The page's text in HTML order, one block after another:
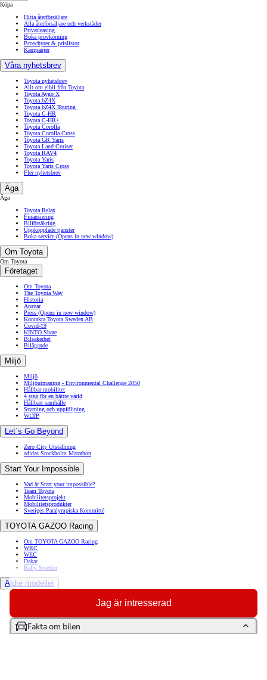
Jag är intresserad
Fakta om bilen
Köpa
Hitta återförsäljare
Alla återförsäljare och verkstäder
Privatleasing
Boka provkörning
Broschyrer & prislistor
Kampanjer
Våra nyhetsbrev
Toyota nyhetsbrev
Allt om elbil från Toyota
Toyota Aygo X
Toyota bZ4X
Toyota bZ4X Touring
Toyota C-HR
Toyota C-HR+
Toyota Corolla
Toyota Corolla Cross
Toyota GR Yaris
Toyota Land Cruiser
Toyota RAV4
Toyota Yaris
Toyota Yaris Cross
Fler nyhetsbrev
Äga
Äga
Toyota Relax
Finansiering
Bilförsäkring
Uppkopplade tjänster
Boka service (Opens in new window)
Om Toyota
Om Toyota
Företaget
Om Toyota
The Toyota Way
Historia
Ansvar
Press (Opens in new window)
Kontakta Toyota Sweden AB
Covid-19
KINTO Share
Bilsäkerhet
Bilägande
Miljö
Miljö
Miljöutmaning - Environmental Challenge 2050
Hållbar mobilitet
4 steg för en bättre värld
Hållbart samhälle
Styrning och uppföljning
WLTP
Let´s Go Beyond
Zero City Utställning
adidas Stockholm Marathon
Start Your Impossible
Vad är Start your impossible?
Team Toyota
Mobilitetsprojekt
Mobilitetsprodukter
Sveriges Paralympiska Kommitté
TOYOTA GAZOO Racing
Om TOYOTA GAZOO Racing
WRC
WEC
Dakar
Rally Sweden
Äldre modeller
Toyota GT86
Toyota Avensis
Toyota Celica